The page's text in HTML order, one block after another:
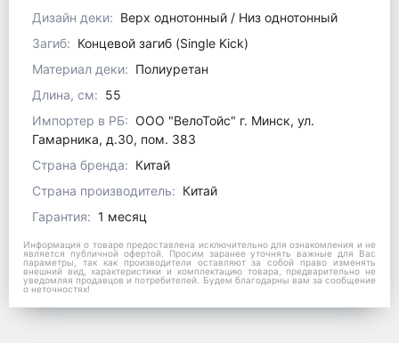
Дизайн деки: Верх однотонный / Низ однотонный
Загиб: Концевой загиб (Single Kick)
Материал деки: Полиуретан
Длина, см: 55
Импортер в РБ: ООО "ВелоТойс" г. Минск, ул.
Гамарника, д.30, пом. 383
Страна бренда: Китай
Страна производитель: Китай
Гарантия: 1 месяц
Информация о товаре предоставлена исключительно для ознакомления и не
является публичной офертой. Просим заранее уточнять важные для Вас
параметры, так как производители оставляют за собой право изменять
внешний вид, характеристики и комплектацию товара, предварительно не
уведомляя продавцов и потребителей. Будем благодарны вам за сообщение
о неточностях!